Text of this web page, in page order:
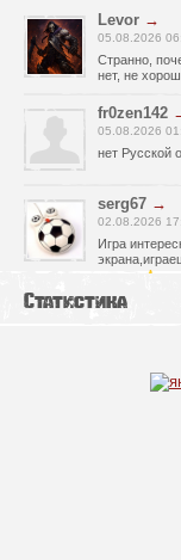
Levor →
05.08.2026
Странно,
нет, не
fr0zen142
05.08.2026
нет Русской
serg67 →
02.08.2026
Игра
испробовал?
30.07.2026
Статистика